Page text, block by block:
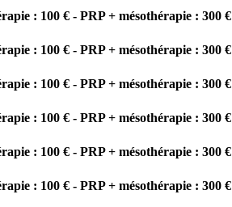
: 100 € - PRP + mésothérapie : 300 €
: 100 € - PRP + mésothérapie : 300 €
: 100 € - PRP + mésothérapie : 300 €
: 100 € - PRP + mésothérapie : 300 €
: 100 € - PRP + mésothérapie : 300 €
: 100 € - PRP + mésothérapie : 300 €